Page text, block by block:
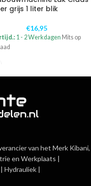
grijs 1 liter blik
€16,95
1 - 2 Werkdagen Mits op
van het Merk Kibani,
en Werkplaats |
Hydrauliek |